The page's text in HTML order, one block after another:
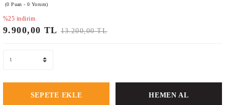
(0 Puan - 0 Yorum)
%25 indirim
9.900,00 TL 13.200,00 TL
SEPETE EKLE HEMEN AL